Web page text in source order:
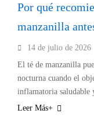
Por qué
manzanilla
14 de julio de 2026
El té de manzanilla
nocturna cuando el
inflamatoria
Leer Más+